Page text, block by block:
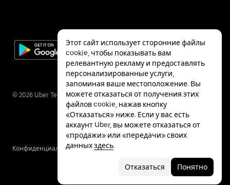
© 2026 Uber Technologies Inc.
КонфиденциальностьСпециальные
Этот сайт использует сторонние файлы
cookie, чтобы показывать вам
релевантную рекламу и предоставлять
персонализированные услуги,
запоминая ваше местоположение. Вы
можете отказаться от получения этих
файлов cookie, нажав кнопку
«Отказаться» ниже. Если у вас есть
аккаунт Uber, вы можете отказаться от
«продажи» или «передачи» своих
данныхздесь.
Отказаться Понятно